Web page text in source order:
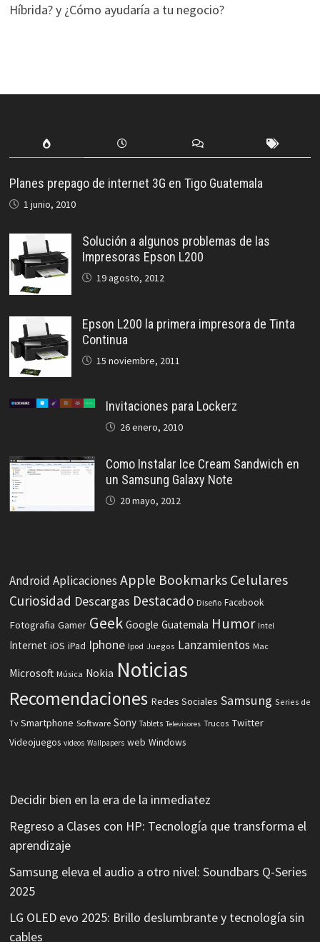
Híbrida? y ¿Cómo ayudaría a tu negocio?
Planes prepago de internet 3G en Tigo Guatemala
1 junio, 2010
Solución a algunos problemas de las
Impresoras Epson L200
19 agosto, 2012
Epson L200 la primera impresora de Tinta
Continua
15 noviembre, 2011
Invitaciones para Lockerz
26 enero, 2010
Como Instalar Ice Cream Sandwich en
un Samsung Galaxy Note
20 mayo, 2012
Android Aplicaciones Apple Bookmarks Celulares
Curiosidad Descargas Destacado Diseño Facebook
Fotografia Gamer Geek Google Guatemala Humor Intel
Internet iOS iPad Iphone Ipod Juegos Lanzamientos Mac
Microsoft Música Nokia Noticias
Recomendaciones Redes Sociales Samsung Series de
Tv Smartphone Software Sony Tablets Televisores Trucos Twitter
Videojuegos videos Wallpapers web Windows
Decidir bien en la era de la inmediatez
Regreso a Clases con HP: Tecnología que transforma el
aprendizaje
Samsung eleva el audio a otro nivel: Soundbars Q-Series
2025
LG OLED evo 2025: Brillo deslumbrante y tecnología sin
cables